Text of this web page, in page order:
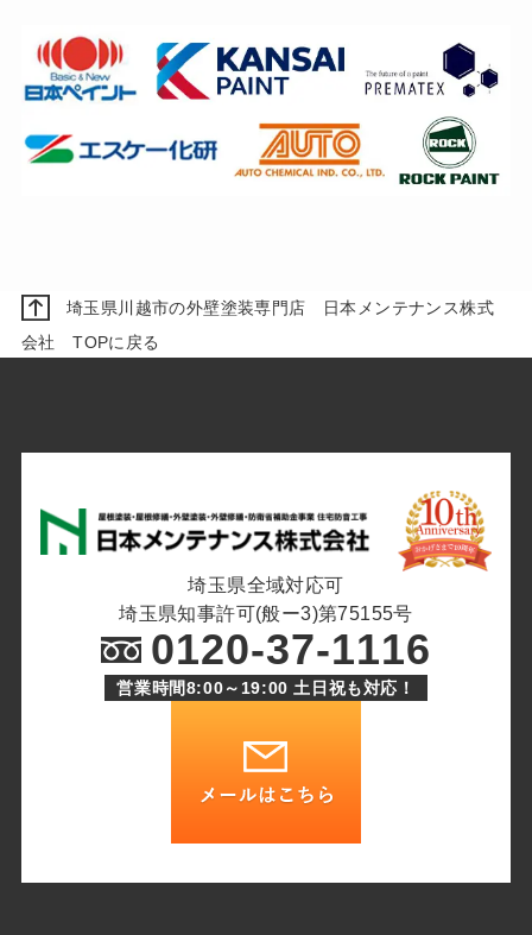
埼玉県川越市の外壁塗装専門店 日本メンテナンス株式
会社 TOPに戻る
埼玉県全域対応可
埼玉県知事許可(般ー3)第75155号
0120-37-1116
営業時間8:00～19:00 土日祝も対応！